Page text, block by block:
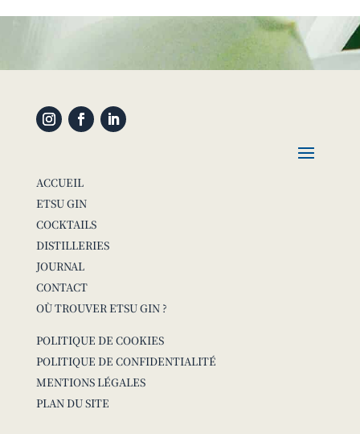
ACCUEIL
ETSU GIN
COCKTAILS
DISTILLERIES
JOURNAL
CONTACT
OÙ TROUVER ETSU GIN ?
POLITIQUE DE COOKIES
POLITIQUE DE CONFIDENTIALITÉ
MENTIONS LÉGALES
PLAN DU SITE